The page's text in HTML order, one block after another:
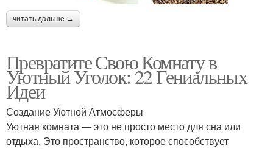
читать дальше →
Превратите Свою Комнату в
Уютный Уголок: 22 Гениальных
Идеи
Создание Уютной Атмосферы
Уютная комната — это не просто место для сна или
отдыха. Это пространство, которое способствует